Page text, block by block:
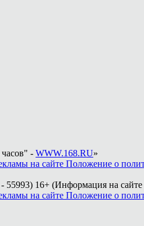
- WWW.168.RU»
на сайте Положение о
55993) 16+ (Информация на сайте
на сайте Положение о